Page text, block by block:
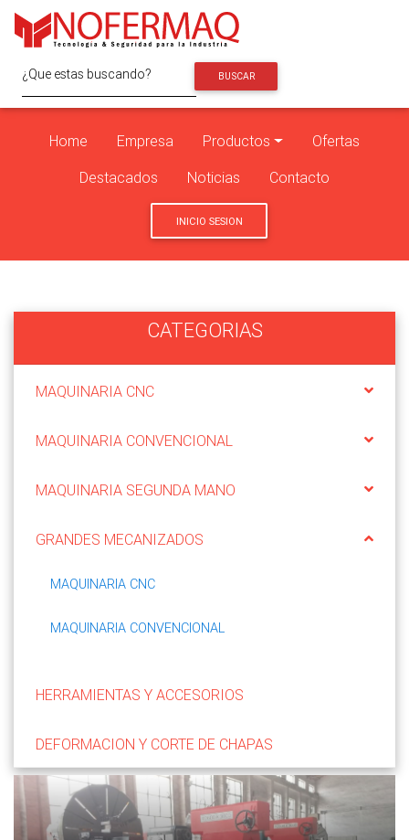
BUSCAR
Home Empresa Productos
Ofertas
Destacados
Noticias Contacto
INICIO SESION
CATEGORIAS
MAQUINARIA CNC
MAQUINARIA CONVENCIONAL
MAQUINARIA SEGUNDA MANO
GRANDES MECANIZADOS
MAQUINARIA CNC
MAQUINARIA CONVENCIONAL
HERRAMIENTAS Y ACCESORIOS
DEFORMACION Y CORTE DE CHAPAS